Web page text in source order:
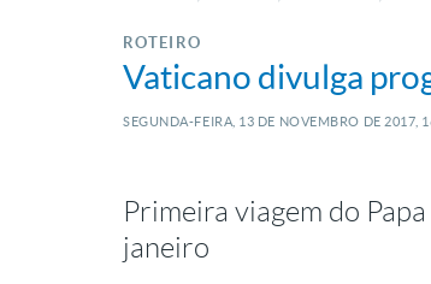
ROTEIRO
Vaticano divulga
SEGUNDA-FEIRA, 13 DE NOVEMBRO DE 2017,
Primeira viagem do
janeiro